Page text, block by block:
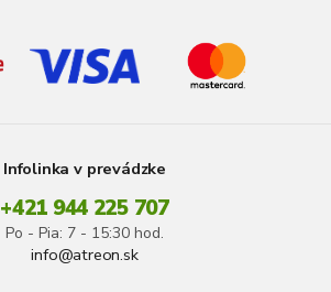
Infolinka v prevádzke
+421 944 225 707
Po - Pia: 7 - 15:30 hod.
info@atreon.sk